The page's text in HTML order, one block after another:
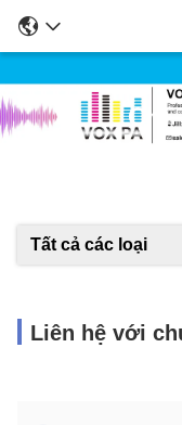
Chi
Tất cả các loại
Liên hệ với